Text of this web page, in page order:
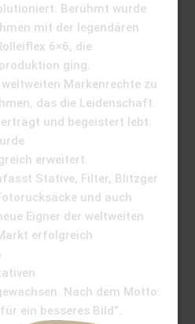
Berühmt wurde
mit der legendären
6×6, die
ging.
Markenrechte zu
das die Leidenschaft
und begeistert lebt.
erweitert.
Stative, Filter, Blitzger
und auch
Eigner der weltweiten
erfolgreich
Nach dem Motto:
ein besseres Bild“.